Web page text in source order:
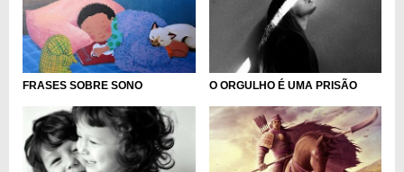
FRASES SOBRE SONO O ORGULHO É UMA PRISÃO